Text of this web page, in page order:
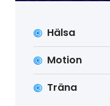
Hälsa
Motion
Träna